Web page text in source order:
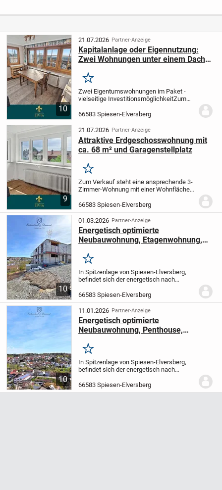
10
21.07.2026 Partner-Anzeige
Kapitalanlage oder Eigennutzung:
Zwei Wohnungen unter einem Dach
Merken
Zwei Eigentumswohnungen im Paket -
vielseitige InvestitionsmöglichkeitZum
einem ruhigen Wohnhaus, die im
Gesamtpaket veräußert werden. Die
Einheiten befinden sich im...
66583 Spiesen-Elversberg
9
21.07.2026 Partner-Anzeige
Attraktive Erdgeschosswohnung mit
ca. 68 m² und Garagenstellplatz
Merken
Zum Verkauf steht eine ansprechende 3-
Zimmer-Wohnung mit einer Wohnfläche
Wohnhaus. Die im Erdgeschoss
befindliche Einheit eignet sich
gleichermaßen zur...
66583 Spiesen-Elversberg
10
01.03.2026 Partner-Anzeige
Energetisch optimierte
Neubauwohnung, Etagenwohnung,
Merken
In Spitzenlage von Spiesen-Elversberg,
befindet sich der energetisch nach
nur 4 Wohneinheiten. Das Gebäude wird
im Jahr 2026 schlüsselfertig
errichtet.Diese...
66583 Spiesen-Elversberg
10
11.01.2026 Partner-Anzeige
Energetisch optimierte
Neubauwohnung, Penthouse,
Merken
In Spitzenlage von Spiesen-Elversberg,
befindet sich der energetisch nach
nur 4 Wohneinheiten. Das Gebäude wird
im Jahr 2026 schlüsselfertig
66583 Spiesen-Elversberg